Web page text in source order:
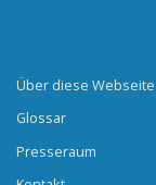
Über diese Webseite
Glossar
Presseraum